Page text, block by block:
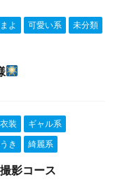
よ 可愛い系
未分類
装
ギャル系
き 綺麗系
影コース